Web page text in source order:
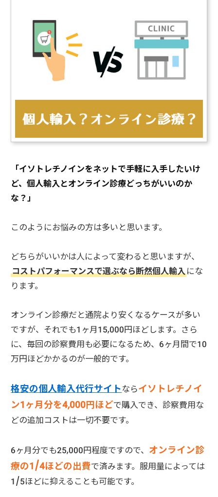
「イソトレチノインをネットで手軽に入手したいけ
ど、個人輸入とオンライン診療どっちがいいのか
な？」
このようにお悩みの方は多いと思います。
どちらがいいかは人によって変わると思いますが、
コストパフォーマンスで選ぶなら断然個人輸入にな
ります。
オンライン診療だと通院より安くなるケースが多い
ですが、それでも1ヶ月15,000円ほどします。さら
に、毎回の診察費用も必要になるため、6ヶ月間で10
万円ほどかかるのが一般的です。
格安の個人輸入代行サイトならイソトレチノイ
ン1ヶ月分を4,000円ほどで購入でき、診察費用な
どの追加コストは一切不要です。
6ヶ月分でも25,000円程度ですので、 オンライン診
療の1/4ほどの出費で済みます。服用量によっては
1/5ほどに抑えることも可能です。